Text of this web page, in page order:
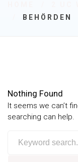
BEHÖRDEN
Nothing Found
It seems we can’t
searching can help.